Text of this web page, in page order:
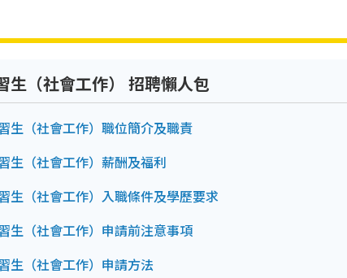
生（社會工作） 招聘懶人包
生（社會工作）職位簡介及職責
生（社會工作）薪酬及福利
生（社會工作）入職條件及學歷要求
生（社會工作）申請前注意事項
生（社會工作）申請方法